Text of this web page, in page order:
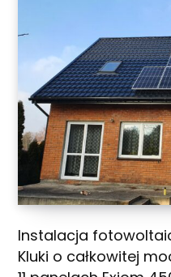
Instalacja
Kluki o całkowitej